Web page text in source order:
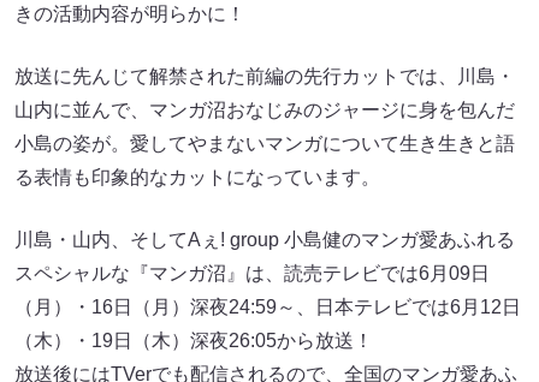
きの活動内容が明らかに！
放送に先んじて解禁された前編の先行カットでは、川島・
山内に並んで、マンガ沼おなじみのジャージに身を包んだ
小島の姿が。愛してやまないマンガについて生き生きと語
る表情も印象的なカットになっています。
川島・山内、そしてAぇ! group 小島健のマンガ愛あふれる
スペシャルな『マンガ沼』は、読売テレビでは6月09日
（月）・16日（月）深夜24:59～、日本テレビでは6月12日
（木）・19日（木）深夜26:05から放送！
放送後にはTVerでも配信されるので、全国のマンガ愛あふ